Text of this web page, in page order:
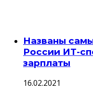
Названы
России ИТ-
зарплаты
16.02.2021